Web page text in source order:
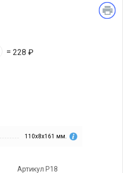
= 228 ₽
110х8х161 мм.
Артикул P18